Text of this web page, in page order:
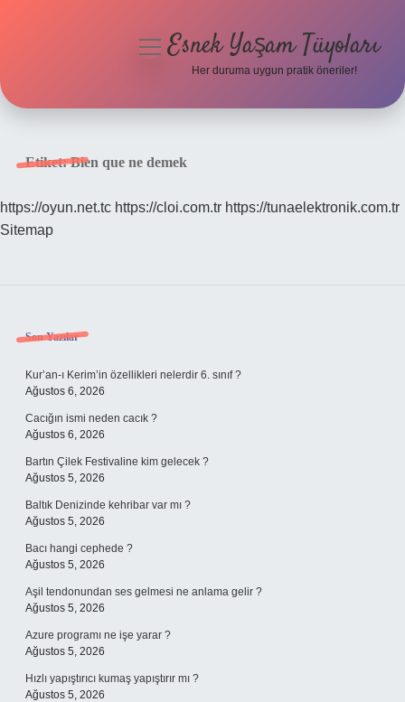
Hakkımızda
menüyüEsnek Yaşam Tüyoları
Her duruma uygun pratik öneriler!
Etiket:Bien que ne demek
https://oyun.net.tc https://cloi.com.tr https://tunaelektronik.com.tr
Sitemap
Sidebar
Son Yazılar
Kur’an-ı Kerim’in özellikleri nelerdir 6. sınıf ?
Ağustos 6, 2026
Cacığın ismi neden cacık ?
Ağustos 6, 2026
Bartın Çilek Festivaline kim gelecek ?
Ağustos 5, 2026
Baltık Denizinde kehribar var mı ?
Ağustos 5, 2026
Bacı hangi cephede ?
Ağustos 5, 2026
Aşil tendonundan ses gelmesi ne anlama gelir ?
Ağustos 5, 2026
Azure programı ne işe yarar ?
Ağustos 5, 2026
Hızlı yapıştırıcı kumaş yapıştırır mı ?
Ağustos 5, 2026